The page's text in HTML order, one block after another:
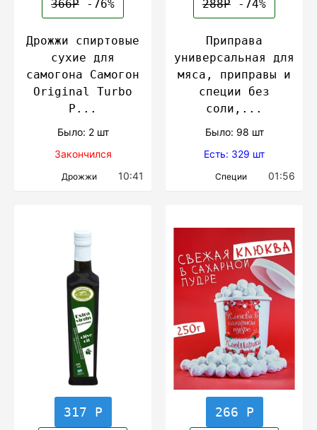
366Р -76%
Дрожжи спиртовые
сухие для
самогона Самогон
Original Turbo
P...
Было: 2 шт
Закончился
Дрожжи 10:41
288Р -74%
Приправа
универсальная для
мяса, приправы и
специи без
соли,...
Было: 98 шт
Есть: 329 шт
Специи 01:56
317 Р 266 Р